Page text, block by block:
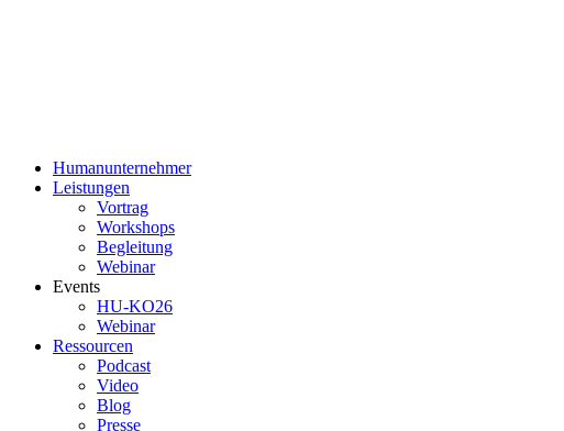
Humanunternehmer
Leistungen
Vortrag
Workshops
Begleitung
Webinar
Events
HU-KO26
Webinar
Ressourcen
Podcast
Video
Blog
Presse